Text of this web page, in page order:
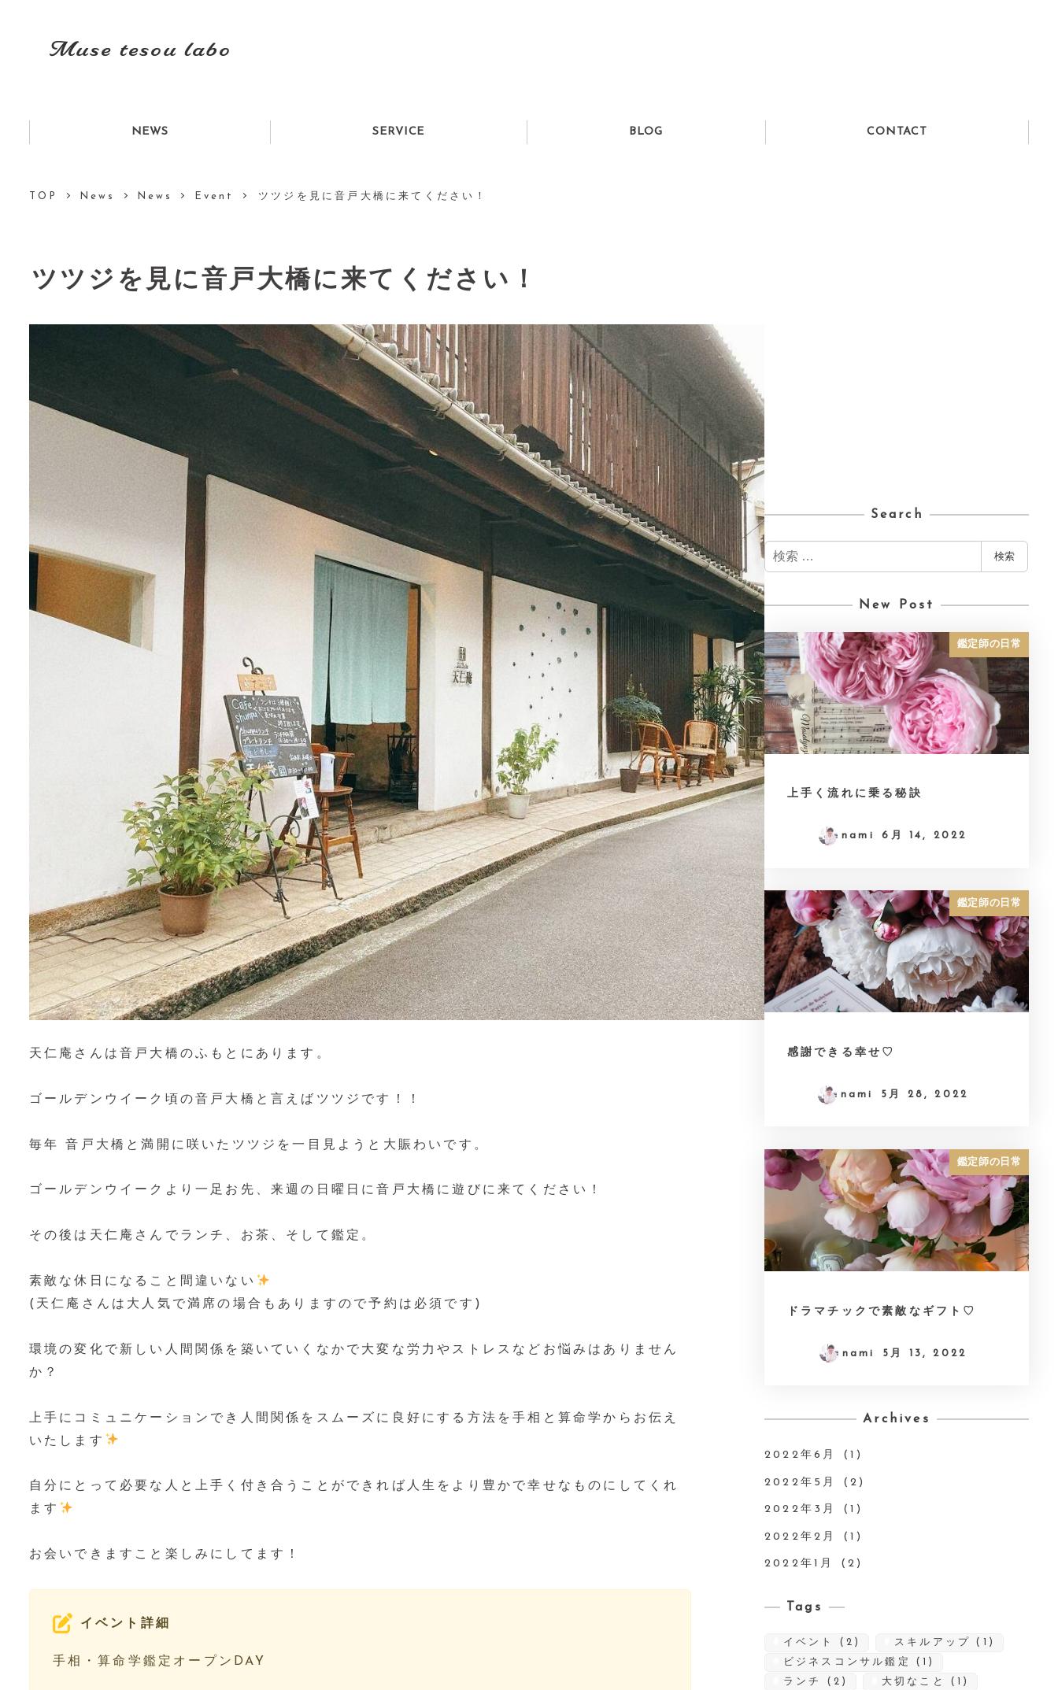
Muse tesou labo
NEWS SERVICE BLOG CONTACT
TOP News News Event ⁡ツツジを見に音戸大橋に来てください！
⁡ツツジを見に音戸大橋に来てください！
天仁庵さんは音戸大橋のふもとにあります。
ゴールデンウイーク頃の音戸大橋と言えばツツジです！！
毎年 音戸大橋と満開に咲いたツツジを一目見ようと大賑わいです。
ゴールデンウイークより一足お先、来週の日曜日に音戸大橋に遊びに来てください！
その後は天仁庵さんでランチ、お茶、そして鑑定。
素敵な休日になること間違いない
(天仁庵さんは大人気で満席の場合もありますので予約は必須です)
環境の変化で新しい人間関係を築いていくなかで大変な労力やストレスなどお悩みはありません
か？
上手にコミュニケーションでき人間関係をスムーズに良好にする方法を手相と算命学からお伝え
いたします
自分にとって必要な人と上手く付き合うことができれば人生をより豊かで幸せなものにしてくれ
ます
お会いできますこと楽しみにしてます！
イベント詳細
手相・算命学鑑定オープンDAY
Search
検
索
検索
New Post
鑑定師の日常
上手く流れに乗る秘訣
nami 6月 14, 2022
鑑定師の日常
感謝できる幸せ♡
nami 5月 28, 2022
鑑定師の日常
ドラマチックで素敵なギフト♡
nami 5月 13, 2022
Archives
2022年6月 (1)
2022年5月 (2)
2022年3月 (1)
2022年2月 (1)
2022年1月 (2)
Tags
イベント (2) スキルアップ
(1)
ビジネスコンサル鑑定
(1)
ランチ
(2) 大切なこと
(1)